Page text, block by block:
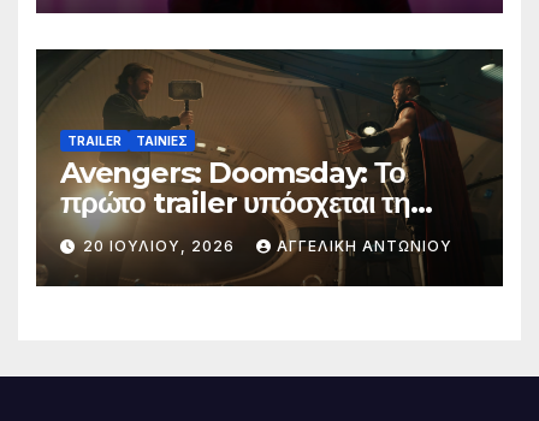
TRAILER ΤΑΙΝΙΕΣ
Avengers: Doomsday: Το
πρώτο trailer υπόσχεται τη
μεγαλύτερη μάχη στην ιστορία
της Marvel
20 ΙΟΥΛΊΟΥ, 2026 ΑΓΓΕΛΙΚΉ ΑΝΤΩΝΊΟΥ